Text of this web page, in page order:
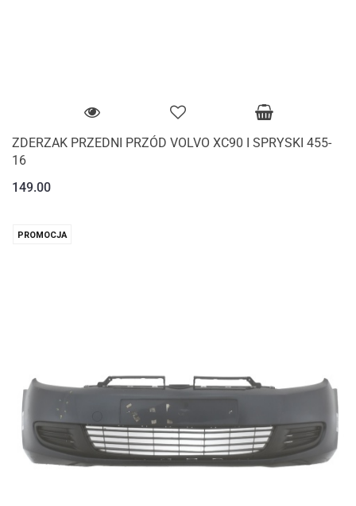
ZDERZAK PRZEDNI PRZÓD VOLVO XC90 I SPRYSKI 455-
16
149.00
PROMOCJA